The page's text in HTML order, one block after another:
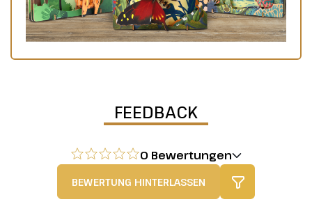
FEEDBACK
0 Bewertungen
BEWERTUNG HINTERLASSEN